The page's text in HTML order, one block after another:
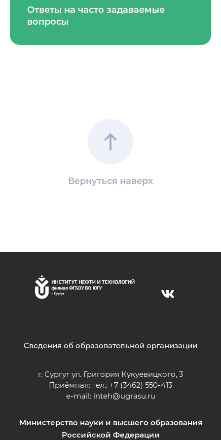
Ответы на часто задаваемые
вопросы
Вернуться наверх
Сведения об образовательной организации
г. Сургут ул. Григория Кукуевицкого, 3
Приёмная: тел.: +7 (3462) 550-413
e-mail: inteh@ugrasu.ru
Министерство науки и высшего образования
Российской Федерации